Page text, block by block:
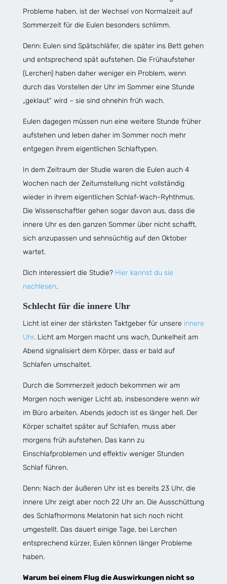
Probleme haben, ist der Wechsel von Normalzeit auf
Sommerzeit für die Eulen besonders schlimm.
Denn: Eulen sind Spätschläfer, die später ins Bett gehen
und entsprechend spät aufstehen. Die Frühaufsteher
(Lerchen) haben daher weniger ein Problem, wenn
durch das Vorstellen der Uhr im Sommer eine Stunde
„geklaut“ wird – sie sind ohnehin früh wach.
Eulen dagegen müssen nun eine weitere Stunde früher
aufstehen und leben daher im Sommer noch mehr
entgegen ihrem eigentlichen Schlaftypen.
In dem Zeitraum der Studie waren die Eulen auch 4
Wochen nach der Zeitumstellung nicht vollständig
wieder in ihrem eigentlichen Schlaf-Wach-Ryhthmus.
Die Wissenschaftler gehen sogar davon aus, dass die
innere Uhr es den ganzen Sommer über nicht schafft,
sich anzupassen und sehnsüchtig auf den Oktober
wartet.
Dich interessiert die Studie? Hier kannst du sie
nachlesen.
Schlecht für die innere Uhr
Licht ist einer der stärksten Taktgeber für unsere innere
Uhr. Licht am Morgen macht uns wach, Dunkelheit am
Abend signalisiert dem Körper, dass er bald auf
Schlafen umschaltet.
Durch die Sommerzeit jedoch bekommen wir am
Morgen noch weniger Licht ab, insbesondere wenn wir
im Büro arbeiten. Abends jedoch ist es länger hell. Der
Körper schaltet später auf Schlafen, muss aber
morgens früh aufstehen. Das kann zu
Einschlafproblemen und effektiv weniger Stunden
Schlaf führen.
Denn: Nach der äußeren Uhr ist es bereits 23 Uhr, die
innere Uhr zeigt aber noch 22 Uhr an. Die Ausschüttung
des Schlafhormons Melatonin hat sich noch nicht
umgestellt. Das dauert einige Tage, bei Lerchen
entsprechend kürzer, Eulen können länger Probleme
haben.
Warum bei einem Flug die Auswirkungen nicht so